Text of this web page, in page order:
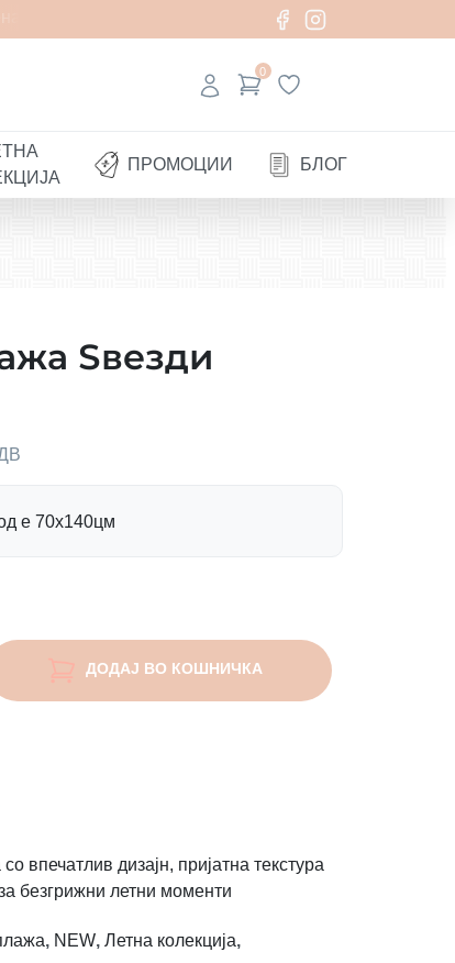
0
ПРОМОЦИИ БЛОГ
Ѕвезди
е 70х140цм
ДОДАЈ ВО КОШНИЧКА
впечатлив дизајн, пријатна текстура
безгрижни летни моменти
, NEW, Летна колекција,